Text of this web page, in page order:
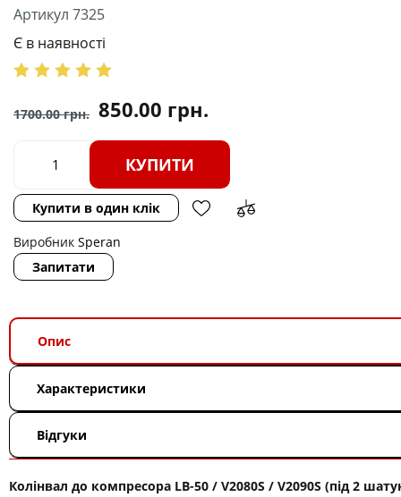
Артикул 7325
Є в наявності
1700.00грн. 850.00 грн.
КУПИТИ
Купити в один клік
Виробник Speran
Запитати
Опис
Характеристики
Відгуки
Колінвал до компресора LB-50 / V2080S / V2090S (під 2